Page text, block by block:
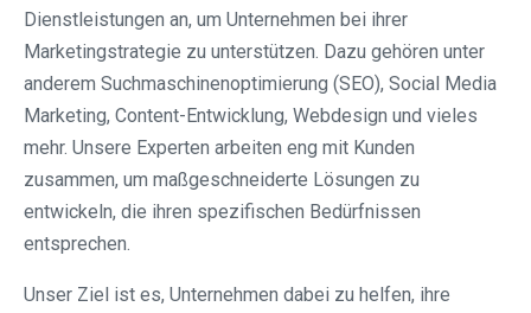
Dienstleistungen an, um Unternehmen bei ihrer
Marketingstrategie zu unterstützen. Dazu gehören unter
anderem Suchmaschinenoptimierung (SEO), Social Media
Marketing, Content-Entwicklung, Webdesign und vieles
mehr. Unsere Experten arbeiten eng mit Kunden
zusammen, um maßgeschneiderte Lösungen zu
entwickeln, die ihren spezifischen Bedürfnissen
entsprechen.
Unser Ziel ist es, Unternehmen dabei zu helfen, ihre